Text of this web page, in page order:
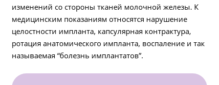
изменений со стороны тканей молочной железы. К
медицинским показаниям относятся нарушение
целостности импланта, капсулярная контрактура,
ротация анатомического импланта, воспаление и так
называемая “болезнь имплантатов”.